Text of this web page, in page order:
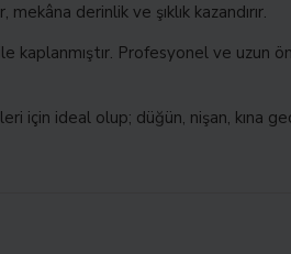
derinlik ve şıklık kazandırır.
kaplanmıştır. Profesyonel ve uzun
için ideal olup; düğün, nişan, kına